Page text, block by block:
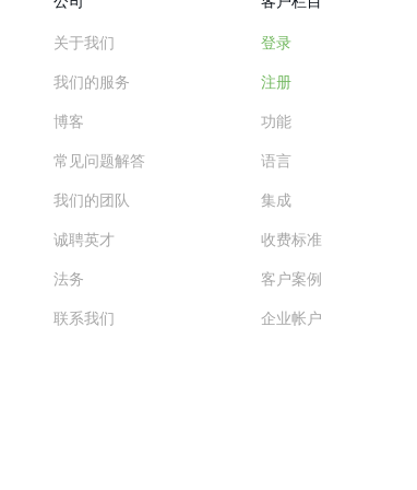
关于我们
我们的服务
博客
常见问题解答
我们的团队
诚聘英才
法务
联系我们
登录
注册
功能
语言
集成
收费标准
客户案例
企业帐户